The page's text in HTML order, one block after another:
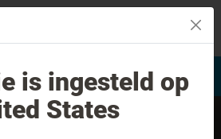
Εύρεση Ιατρού Invisalign
is ingesteld op
States